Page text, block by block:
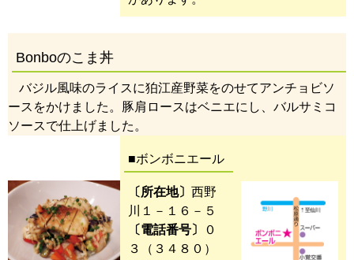
Bonboのこま丼
バジル風味のライスに狛江産野菜をのせてアンチョビソ
ースをかけました。豚肩ロースはベニエにし、バルサミコ
ソースで仕上げました 。
■ボンボニエール
〔所在地〕 西野
川１－１６－５
〔電話番号〕
０
３（３４８０）